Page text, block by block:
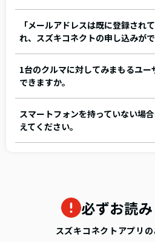
「メールアドレスは既に登録され
れ、スズキコネクトの申し込みがで
1台のクルマに対してみまもるユ
できますか。
スマートフォンを持っていない場
えてください。
必ずお読
スズキコネクトアプリ